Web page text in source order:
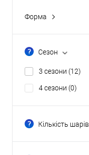
Форма
півсфера(0)
Сезон
3 сезони (12)
4 сезони (0)
Кількість шарів